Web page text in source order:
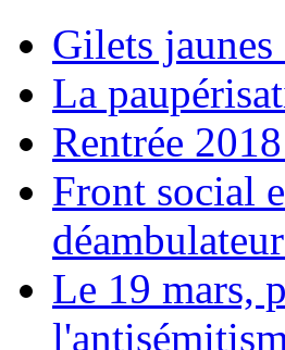
Gilets
La
Rentrée
Front social
Le 19 mars,